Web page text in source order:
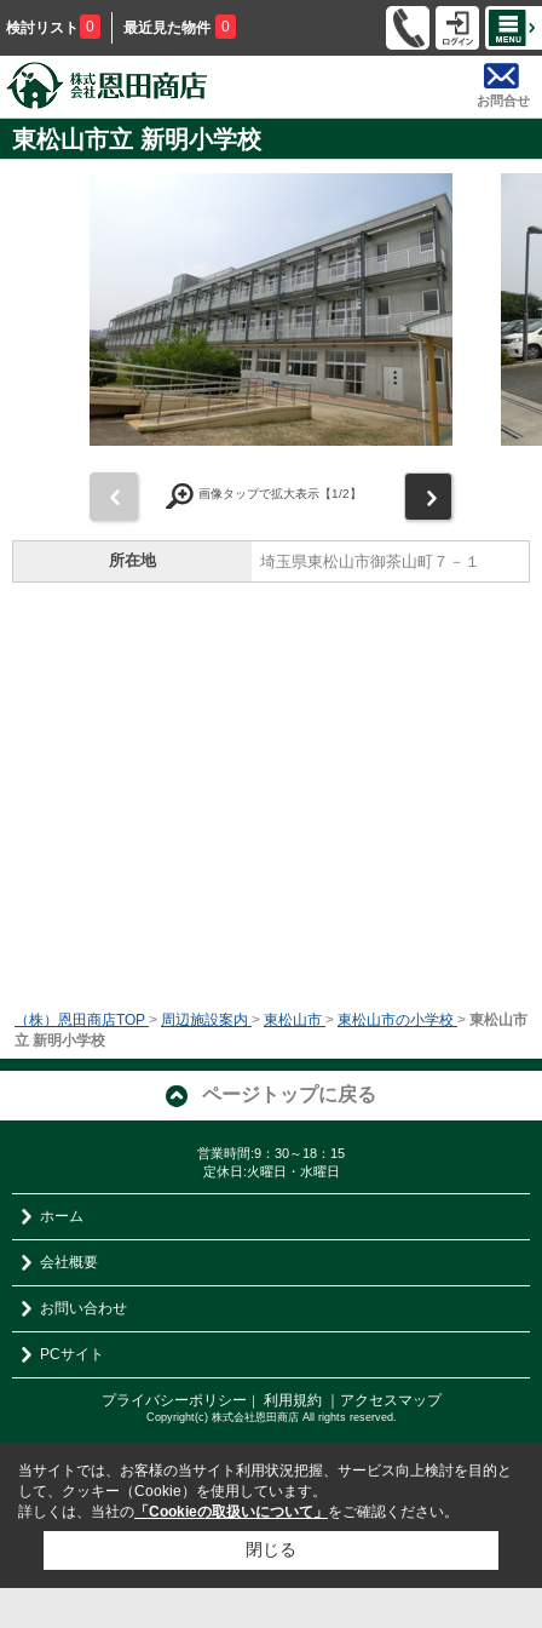
検討リスト 0 最近見た物件 0
お問合せ
東松山市立 新明小学校
画像タップで拡大表示【1/2】
所在地 埼玉県東松山市御茶山町７－１
（株）恩田商店TOP > 周辺施設案内 > 東松山市 > 東松山市の小学校 > 東松山市
立 新明小学校
ページトップに戻る
営業時間:9：30～18：15
定休日:火曜日・水曜日
ホーム
会社概要
お問い合わせ
PCサイト
プライバシーポリシー ｜ 利用規約 ｜アクセスマップ
Copyright(c) 株式会社恩田商店 All rights reserved.
当サイトでは、お客様の当サイト利用状況把握、サービス向上検討を目的と
して、クッキー（Cookie）を使用しています。
詳しくは、当社の 「Cookieの取扱いについて」 をご確認ください。
閉じる